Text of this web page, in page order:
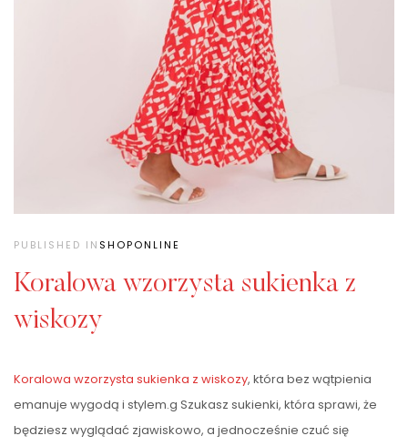
PUBLISHED IN SHOPONLINE
Koralowa wzorzysta sukienka z
wiskozy
Koralowa wzorzysta sukienka z wiskozy, która bez wątpienia
emanuje wygodą i stylem.g Szukasz sukienki, która sprawi, że
będziesz wyglądać zjawiskowo, a jednocześnie czuć się